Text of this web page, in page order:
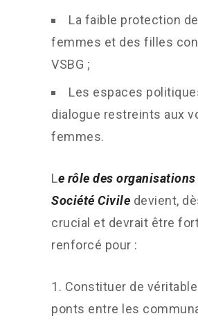
La faible protection
femmes et des filles
VSBG ;
Les espaces
dialogue restreints aux
femmes.
Le rôle des organisations
Société Civile devient,
crucial et devrait être
renforcé pour :
Constituer de
ponts entre les